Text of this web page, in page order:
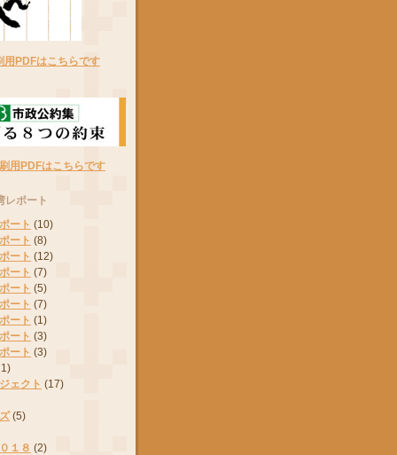
用PDFはこちらです
用PDFはこちらです
レポート
ート (10)
ート (8)
ート (12)
ート (7)
ート (5)
ート (7)
ート (1)
ート (3)
ート (3)
ェクト (17)
(5)
１８ (2)